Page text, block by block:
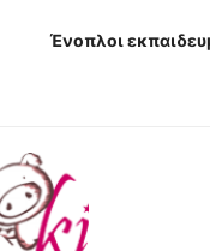
Ένοπλοι